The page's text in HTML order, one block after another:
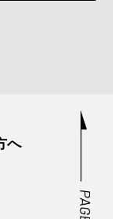
へ